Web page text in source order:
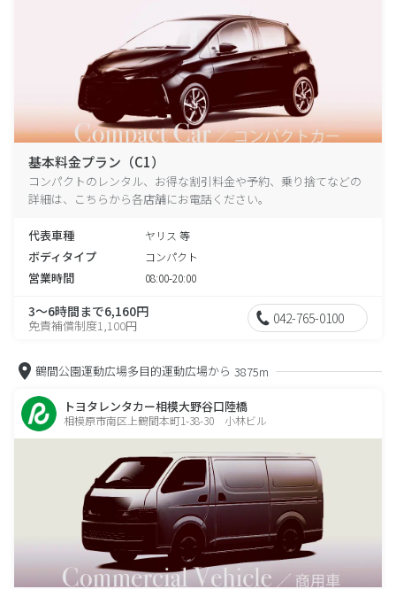
基本料金プラン（C1）
コンパクトのレンタル、お得な割引料金や予約、乗り捨てなどの
詳細は、こちらから各店舗にお電話ください。
代表車種 ヤリス 等
ボディタイプ コンパクト
営業時間 08:00-20:00
3～6時間まで6,160円
免責補償制度1,100円 042-765-0100
鶴間公園運動広場多目的運動広場から 3875m
トヨタレンタカー相模大野谷口陸橋
相模原市南区上鶴間本町1-38-30 小林ビル